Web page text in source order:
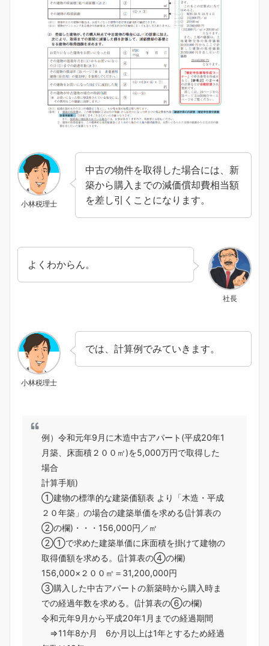
小林税理士
中古の物件を取得した場合には、新
築から購入までの減価償却費相当額
を差し引くことになります。
社長
よくわからん。
小林税理士
では、計算例でみていきます。
例）令和元年9月に木造中古アパート(平成20年1
月築、床面積２００㎡)を5,000万円で取得した
場合
計算手順)
①建物の標準的な建築価額表 より「木造・平成
２０年築」の場合の建築単価を求める(計算表の
②の欄)・・・156,000円／㎡
②①で求めた建築単価に床面積を掛けて建物の
取得価額を求める。(計算表の④の欄)
156,000×２００㎡＝31,200,000円
③購入した中古アパートの新築時から購入時ま
での経過年数を求める。(計算表の⑥の欄)
令和元年9月から平成20年1月までの経過期間
⇒11年8か月 6か月以上は1年とするため経過